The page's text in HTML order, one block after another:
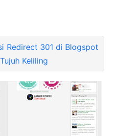
Redirect 301 di Blogspot
Keliling